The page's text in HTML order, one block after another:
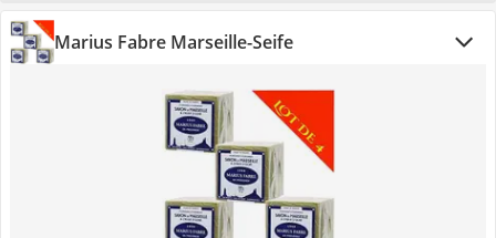
Marius Fabre Marseille-Seife